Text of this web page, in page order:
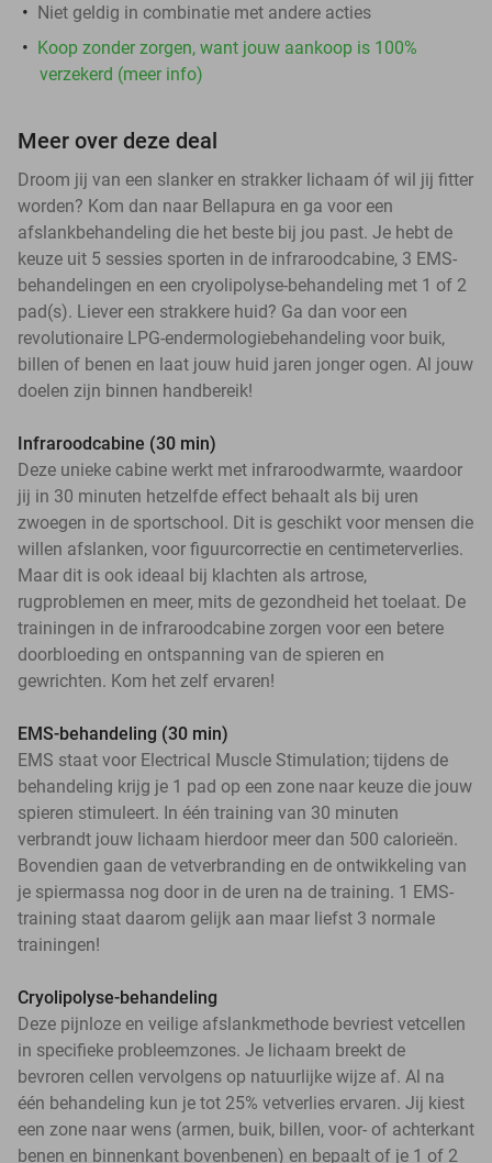
Niet geldig in combinatie met andere acties
Koop zonder zorgen, want jouw aankoop is 100%
verzekerd (meer info)
Meer over deze deal
Droom jij van een slanker en strakker lichaam óf wil jij fitter
worden? Kom dan naar Bellapura en ga voor een
afslankbehandeling die het beste bij jou past. Je hebt de
keuze uit 5 sessies sporten in de infraroodcabine, 3 EMS-
behandelingen en een cryolipolyse-behandeling met 1 of 2
pad(s). Liever een strakkere huid? Ga dan voor een
revolutionaire LPG-endermologiebehandeling voor buik,
billen of benen en laat jouw huid jaren jonger ogen. Al jouw
doelen zijn binnen handbereik!
Infraroodcabine (30 min)
Deze unieke cabine werkt met infraroodwarmte, waardoor
jij in 30 minuten hetzelfde effect behaalt als bij uren
zwoegen in de sportschool. Dit is geschikt voor mensen die
willen afslanken, voor figuurcorrectie en centimeterverlies.
Maar dit is ook ideaal bij klachten als artrose,
rugproblemen en meer, mits de gezondheid het toelaat. De
trainingen in de infraroodcabine zorgen voor een betere
doorbloeding en ontspanning van de spieren en
gewrichten. Kom het zelf ervaren!
EMS-behandeling (30 min)
EMS staat voor Electrical Muscle Stimulation; tijdens de
behandeling krijg je 1 pad op een zone naar keuze die jouw
spieren stimuleert. In één training van 30 minuten
verbrandt jouw lichaam hierdoor meer dan 500 calorieën.
Bovendien gaan de vetverbranding en de ontwikkeling van
je spiermassa nog door in de uren na de training. 1 EMS-
training staat daarom gelijk aan maar liefst 3 normale
trainingen!
Cryolipolyse-behandeling
Deze pijnloze en veilige afslankmethode bevriest vetcellen
in specifieke probleemzones. Je lichaam breekt de
bevroren cellen vervolgens op natuurlijke wijze af. Al na
één behandeling kun je tot 25% vetverlies ervaren. Jij kiest
een zone naar wens (armen, buik, billen, voor- of achterkant
benen en binnenkant bovenbenen) en bepaalt of je 1 of 2